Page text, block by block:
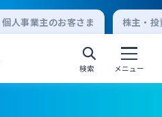
人事業主のお客さま 株主・
検索 メニュー